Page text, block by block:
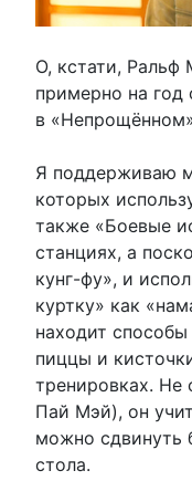
О, кстати,
примерно на год
в
Я поддерживаю
которых
также «Боевые
станциях, а
кунг-фу», и
куртку» как
находит способы
пиццы и
тренировках. Не
Пай Мэй), он
можно сдвинуть
стола.